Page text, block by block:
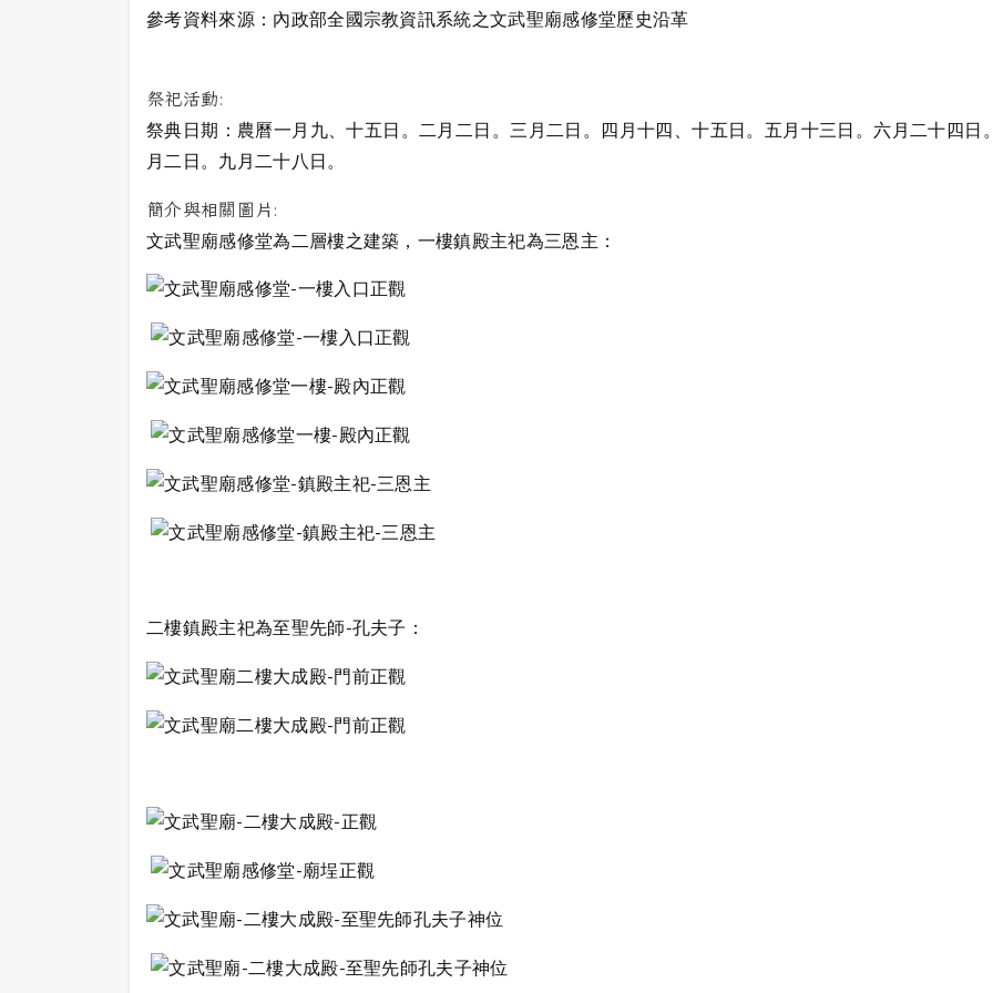
參考資料來源：內政部全國宗教資訊系統之文武聖廟感修堂歷史沿革
祭祀活動:
祭典日期：農曆一月九、十五日。二月二日。三月二日。四月十四、十五日。五月十三日。六月二十四日
月二日。九月二十八日。
簡介與相關圖片:
文武聖廟感修堂為二層樓之建築，一樓鎮殿主祀為三恩主：
二樓鎮殿主祀為至聖先師-孔夫子：